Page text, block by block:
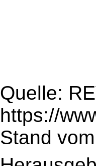
Quelle:
https://
Stand